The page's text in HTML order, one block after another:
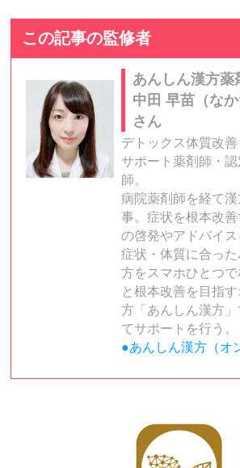
この記事の監修者
あんしん漢方薬
中田 早苗（なか
さん
デトックス体質改
サポート薬剤師・認
師。
病院薬剤師を経て
事。症状を根本改
の啓発やアドバイス
症状・体質に合っ
方をスマホひとつ
と根本改善を目指
方「あんしん漢方
てサポートを行う。
●あんしん漢方（オ